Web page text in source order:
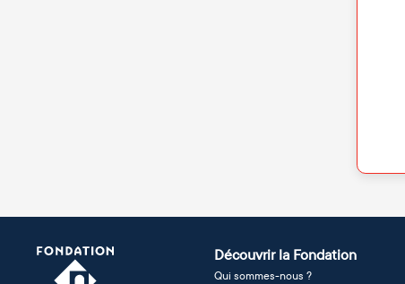
Découvrir la Fondation
Qui sommes-nous ?